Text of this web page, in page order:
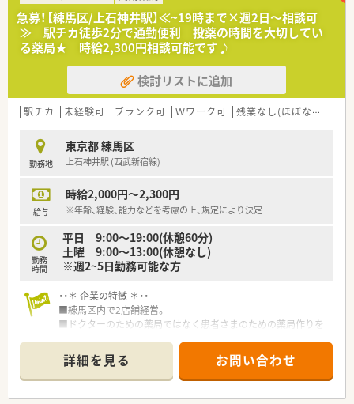
■入院処方箋調剤
■病棟、外来、手術室、検査科の医薬品管理発注納検品
■麻薬管理、発注納検品
■注射薬調製調剤（治験含む）
■院内製剤調製
■各部署からの問い合わせ対応
※外来はほぼ院外処方です
■一人薬剤師での勤務となりますので病院経験者様の募集です！
≪おすすめポイント≫
■1名薬剤師となりますが、休日は看護師の方が業務対応が可能
な為、お休みもしっかり取得できます。
■同科の経験が無くても、病院経験があればご応募可能
■大変綺麗な病院です。
急募！【練馬区/上石神井駅】≪~19時まで×週2日～相談可
≫ 駅チカ徒歩2分で通勤便利 投薬の時間を大切してい
る薬局★ 時給2,300円相談可能です♪
検討リストに追加
駅チカ 未経験可 ブランク可 Ｗワーク可 残業なし(ほぼなし含む)
勤務地
東京都 練馬区
上石神井駅 (西武新宿線)
給与
時給2,000円～2,300円
※年齢、経験、能力などを考慮の上、規定により決定
勤務
時間
平日 9:00～19:00(休憩60分)
土曜 9:00～13:00(休憩なし)
※週2~5日勤務可能な方
・・＊ 企業の特徴 ＊・・
■練馬区内で2店舗経営。
■ドクターのための薬局ではなく患者さまのための薬局作りを
■投薬時は患者さま・薬剤師共に座って対応。薬の説明の時間を
しっかり取っています。
■近隣店舗同士でヘルプあり、急なお休みの対応も可能な環境で
す♪
詳細を見る お問い合わせ